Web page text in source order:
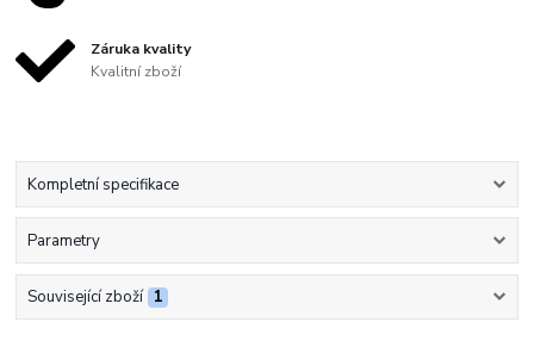
Záruka kvality
Kvalitní zboží
Kompletní specifikace
Parametry
Související zboží 1